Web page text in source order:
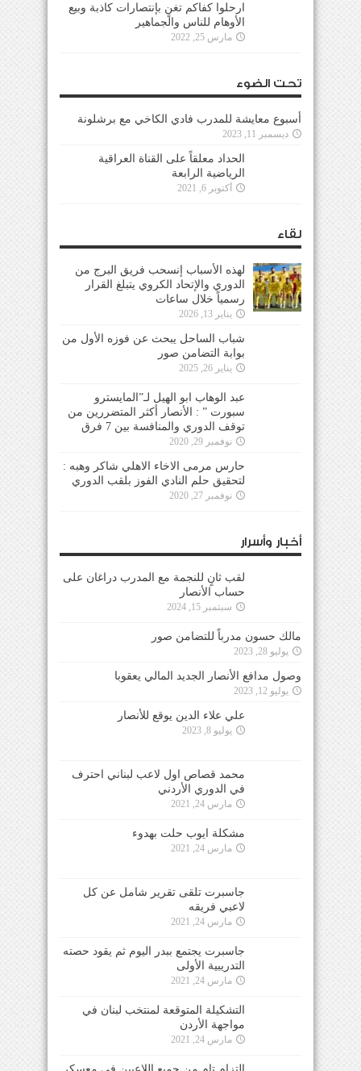
ارحلوا كفاكم تغنٍ بإنتصارات كاذبة وبيع
الأوهام للناس والجماهير
مارس 25, 2022
تحت الضوء
أسبوع معايشة للمدرب فادي الكاخي مع برشلونة
ديسمبر 11, 2023
الحداد معلقاً على القناة العراقية
الرياضية الرابعة
أكتوبر 6, 2021
لقاء
لهذه الأسباب إنسحب فريق البرج من
الدوري والإتحاد الكروي يتبلغ القرار
رسمياً خلال ساعات
يناير 13, 2026
شباب الساحل يبحث عن فوزه الأول من
بوابة التضامن صور
يناير 26, 2025
عبد الوهاب ابو الهيل لـ”المايسترو
سبورت ” : الأنصار أكثر المتضررين من
توقف الدوري والمنافسة بين 7 فرق
نوفمبر 29, 2020
حارس مرمى الاخاء الاهلي شاكر وهبه :
لتحقيق حلم النادي الفوز بلقب الدوري
نوفمبر 27, 2020
أخبار وأسرار
لقب ثانٍ للنجمة مع المدرب دراغان على
حساب الأنصار
سبتمبر 15, 2024
مالك حسون مدرباً للتضامن صور
يوليو 28, 2023
وصول مدافع الأنصار الجديد المالي يعقوبا
يوليو 12, 2023
علي علاء الدين يوقع للأنصار
يوليو 8, 2023
محمد قصاص اول لاعب لبناني احترف
في الدوري الأردني
مارس 24, 2021
مشكلة ايوب حلت بهدوء
مارس 24, 2021
جاسبرت تلقى تقرير شامل عن كل
لاعبي فريقه
مارس 24, 2021
جاسبرت يجتمع ببدر اليوم ثم يقود حصته
التدريبية الأولى
مارس 24, 2021
التشكيلة المتوقعة لمنتخب لبنان في
مواجهة الأردن
مارس 24, 2021